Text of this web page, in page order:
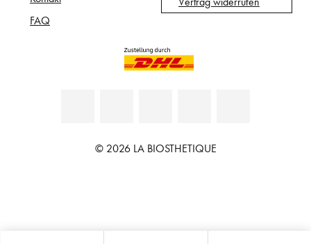
FAQ
© 2026 LA BIOSTHETIQUE